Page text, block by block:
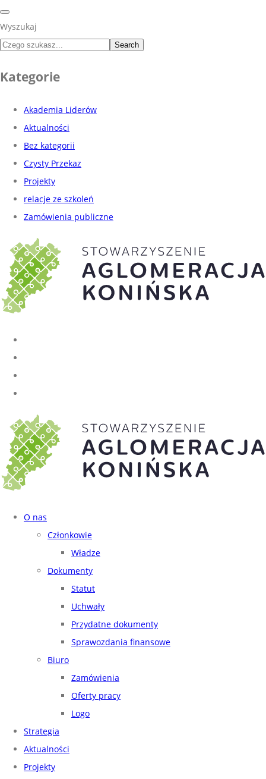
Wyszukaj
Search
Kategorie
Akademia Liderów
Aktualności
Bez kategorii
Czysty Przekaz
Projekty
relacje ze szkoleń
Zamówienia publiczne
O nas
Członkowie
Władze
Dokumenty
Statut
Uchwały
Przydatne dokumenty
Sprawozdania finansowe
Biuro
Zamówienia
Oferty pracy
Logo
Strategia
Aktualności
Projekty